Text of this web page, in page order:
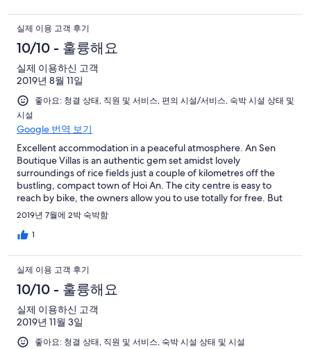
개
실제 이용 고객 후기
10/10 - 훌륭해요
실제 이용하신 고객
2019년 8월 11일
좋아요: 청결 상태, 직원 및 서비스, 편의 시설/서비스, 숙박 시설 상태 및
시설
Google 번역 보기
Excellent accommodation in a peaceful atmosphere. An Sen
Boutique Villas is an authentic gem set amidst lovely
surroundings of rice fields just a couple of kilometres off the
bustling, compact town of Hoi An. The city centre is easy to
reach by bike, the owners allow you to use totally for free. But
what really makes An Sen Villas an unexpect surprise, and to me
the best hotel during my stay in Vietnam, is that from the very
first welcoming until the latest farewell you feel as if you were
appointed and spotless throughout. The garden and the pool
are daily and accurately maintenained.Thank you so much Ms
Truong for such a great stay!
2019년 7월에 2박 숙박함
1
실제 이용 고객 후기
10/10 - 훌륭해요
실제 이용하신 고객
2019년 11월 3일
좋아요: 청결 상태, 직원 및 서비스, 숙박 시설 상태 및 시설